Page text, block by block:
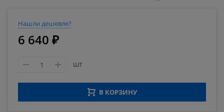
Нашли дешевле?
6 640 ₽
шт
В КОРЗИНУ